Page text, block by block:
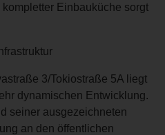
Einbauküche sorgt
3/Tokiostraße 5A liegt
dynamischen Entwicklung.
seiner ausgezeichneten
an den öffentlichen